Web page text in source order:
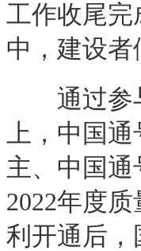
工作收尾完
中，建设
通过参与
上，中国通
主、中国
2022年度
利开通后，